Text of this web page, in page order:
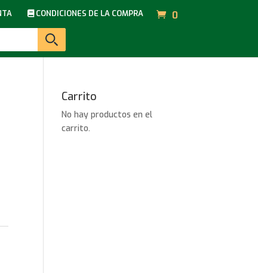
CONDICIONES DE LA COMPRA 0
Carrito
No hay productos en el
carrito.